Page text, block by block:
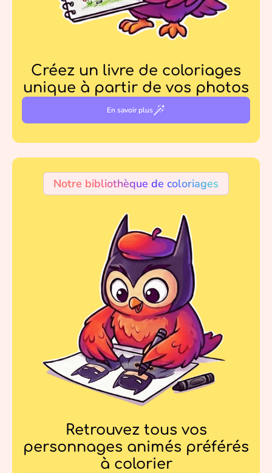
Créez un livre de coloriages
unique à partir de vos photos
En savoir plus
Notre bibliothèque de coloriages
Retrouvez tous vos
personnages animés préférés
à colorier